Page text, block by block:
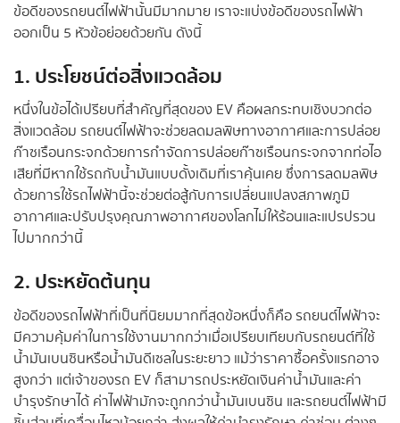
ข้อดีของรถยนต์ไฟฟ้านั้นมีมากมาย เราจะแบ่งข้อดีของรถไฟฟ้า
ออกเป็น 5 หัวข้อย่อยด้วยกัน ดังนี้
1. ประโยชน์ต่อสิ่งแวดล้อม
หนึ่งในข้อได้เปรียบที่สำคัญที่สุดของ EV คือผลกระทบเชิงบวกต่อ
สิ่งแวดล้อม รถยนต์ไฟฟ้าจะช่วยลดมลพิษทางอากาศและการปล่อย
ก๊าซเรือนกระจกด้วยการกำจัดการปล่อยก๊าซเรือนกระจกจากท่อไอ
เสียที่มีหากใช้รถกับน้ำมันแบบดั้งเดิมที่เราคุ้นเคย ซึ่งการลดมลพิษ
ด้วยการใช้รถไฟฟ้านี้จะช่วยต่อสู้กับการเปลี่ยนแปลงสภาพภูมิ
อากาศและปรับปรุงคุณภาพอากาศของโลกไม่ให้ร้อนและแปรปรวน
ไปมากกว่านี้
2. ประหยัดต้นทุน
ข้อดีของรถไฟฟ้าที่เป็นที่นิยมมากที่สุดข้อหนึ่งก็คือ รถยนต์ไฟฟ้าจะ
มีความคุ้มค่าในการใช้งานมากกว่าเมื่อเปรียบเทียบกับรถยนต์ที่ใช้
น้ำมันเบนซินหรือน้ำมันดีเซลในระยะยาว แม้ว่าราคาซื้อครั้งแรกอาจ
สูงกว่า แต่เจ้าของรถ EV ก็สามารถประหยัดเงินค่าน้ำมันและค่า
บำรุงรักษาได้ ค่าไฟฟ้ามักจะถูกกว่าน้ำมันเบนซิน และรถยนต์ไฟฟ้ามี